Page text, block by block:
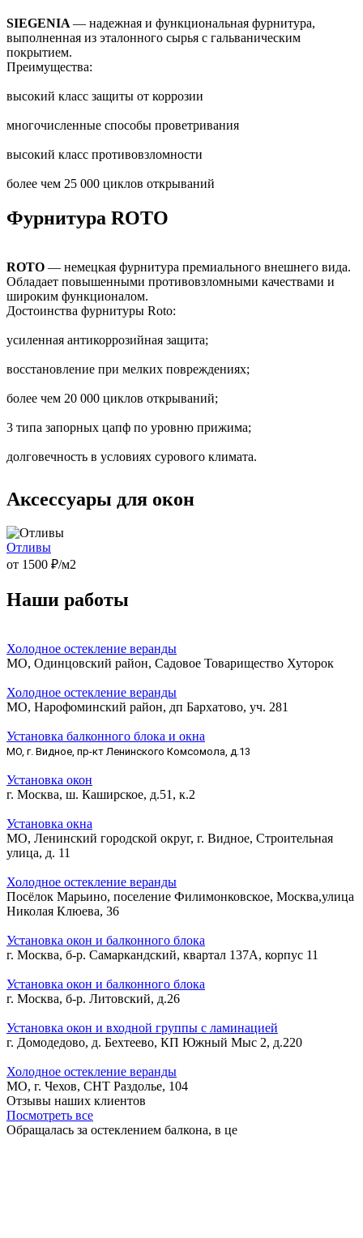
SIEGENIA — надежная и функциональная фурнитура,
выполненная из эталонного сырья с гальваническим
покрытием.
Преимущества:
высокий класс защиты от коррозии
многочисленные способы проветривания
высокий класс противовзломности
более чем 25 000 циклов открываний
Фурнитура ROTO
ROTO — немецкая фурнитура премиального внешнего вида.
Обладает повышенными противовзломными качествами и
широким функционалом.
Достоинства фурнитуры Roto:
усиленная антикоррозийная защита;
восстановление при мелких повреждениях;
более чем 20 000 циклов открываний;
3 типа запорных цапф по уровню прижима;
долговечность в условиях сурового климата.
Аксессуары для окон
Отливы
от 1500 ₽/м2
Наши работы
Холодное остекление веранды
МО, Одинцовский район, Садовое Товарищество Хуторок
Холодное остекление веранды
МО, Нарофоминский район, дп Бархатово, уч. 281
Установка балконного блока и окна
МО, г. Видное, пр-кт Ленинского Комсомола, д.13
Установка окон
г. Москва, ш. Каширское, д.51, к.2
Установка окна
МО, Ленинский городской округ, г. Видное, Строительная
улица, д. 11
Холодное остекление веранды
Посёлок Марьино, поселение Филимонковское, Москва,улица
Николая Клюева, 36
Установка окон и балконного блока
г. Москва, б-р. Самаркандский, квартал 137А, корпус 11
Установка окон и балконного блока
г. Москва, б-р. Литовский, д.26
Установка окон и входной группы с ламинацией
г. Домодедово, д. Бехтеево, КП Южный Мыс 2, д.220
Холодное остекление веранды
МО, г. Чехов, СНТ Раздолье, 104
Отзывы наших клиентов
Посмотреть все
Обращалась за остеклением балкона, в це